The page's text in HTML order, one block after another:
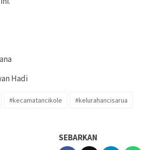
Hadi
#kecamatancikole
#kelurahancisarua
SEBARKAN